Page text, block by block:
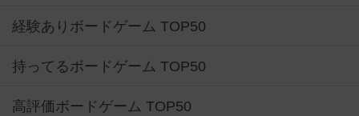
経験ありボードゲーム TOP50
持ってるボードゲーム TOP50
高評価ボードゲーム TOP50